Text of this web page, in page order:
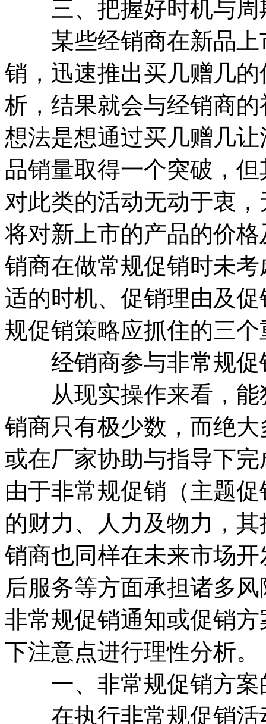
三、把握好时机与周
某些经销商在新品上
销，迅速推出买几赠几
析，结果就会与经销商
想法是想通过买几赠几
品销量取得一个突破，
对此类的活动无动于衷
将对新上市的产品的价
销商在做常规促销时未
适的时机、促销理由及
规促销策略应抓住的三个
经销商参与非常规促
从现实操作来看，能
销商只有极少数，而绝
或在厂家协助与指导下
由于非常规促销（主题
的财力、人力及物力，
销商也同样在未来市场
后服务等方面承担诸多
非常规促销通知或促销
下注意点进行理性分析。
一、非常规促销方案
在执行非常规促销活